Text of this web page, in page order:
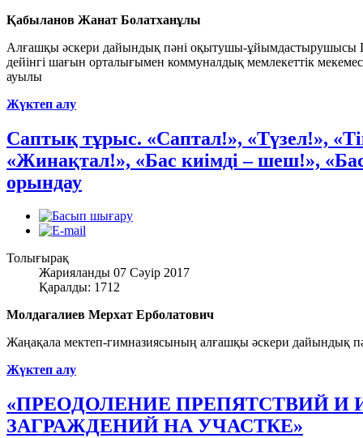
Қабыланов Жанат Болатханұлы
Алғашқы әскери дайындық пәні оқытушы-ұйымдастырушысы
дейінгі шағын орталығымен коммуналдық мемлекеттік
ауылы
Жүктеп алу
Саптық тұрыс. «Саптал!», «Түзел!»,
«Жинақтал!», «Бас киімді – шеш!»,
орындау
Толығырақ
Жарияланды 07 Сәуір 2017
Қаралды: 1712
Молдагалиев Мерхат Ерболатович
Жаңақала мектеп-гимназиясының алғашқы әскери дайындық
Жүктеп алу
«ПРЕОДОЛЕНИЕ ПРЕПЯТСТВИЙ
ЗАГРАЖДЕНИЙ НА УЧАСТКЕ»